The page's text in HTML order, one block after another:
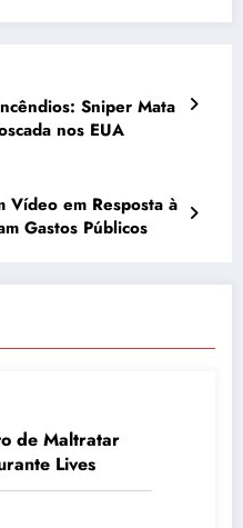
Sniper Mata
nos EUA
Vídeo em Resposta à
Gastos Públicos
de Maltratar
Lives